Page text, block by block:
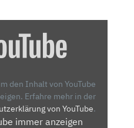
den Inhalt von YouTube
Erfahre mehr in der
von YouTube.
immer anzeigen